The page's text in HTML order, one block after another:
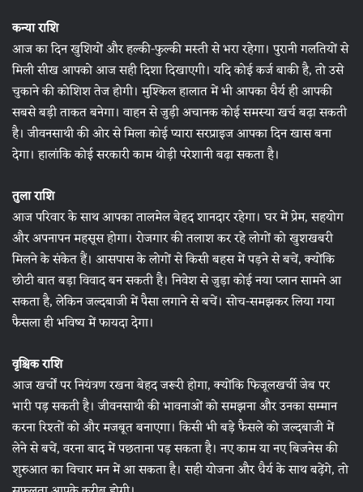
कन्या राशि
आज का दिन खुशियों और हल्की-फुल्की मस्ती से भरा रहेगा। पुरानी गलतियों से
मिली सीख आपको आज सही दिशा दिखाएगी। यदि कोई कर्ज बाकी है, तो उसे
चुकाने की कोशिश तेज होगी। मुश्किल हालात में भी आपका धैर्य ही आपकी
सबसे बड़ी ताकत बनेगा। वाहन से जुड़ी अचानक कोई समस्या खर्च बढ़ा सकती
है। जीवनसाथी की ओर से मिला कोई प्यारा सरप्राइज आपका दिन खास बना
देगा। हालांकि कोई सरकारी काम थोड़ी परेशानी बढ़ा सकता है।
तुला राशि
आज परिवार के साथ आपका तालमेल बेहद शानदार रहेगा। घर में प्रेम, सहयोग
और अपनापन महसूस होगा। रोजगार की तलाश कर रहे लोगों को खुशखबरी
मिलने के संकेत हैं। आसपास के लोगों से किसी बहस में पड़ने से बचें, क्योंकि
छोटी बात बड़ा विवाद बन सकती है। निवेश से जुड़ा कोई नया प्लान सामने आ
सकता है, लेकिन जल्दबाजी में पैसा लगाने से बचें। सोच-समझकर लिया गया
फैसला ही भविष्य में फायदा देगा।
वृश्चिक राशि
आज खर्चों पर नियंत्रण रखना बेहद जरूरी होगा, क्योंकि फिजूलखर्ची जेब पर
भारी पड़ सकती है। जीवनसाथी की भावनाओं को समझना और उनका सम्मान
करना रिश्तों को और मजबूत बनाएगा। किसी भी बड़े फैसले को जल्दबाजी में
लेने से बचें, वरना बाद में पछताना पड़ सकता है। नए काम या नए बिजनेस की
शुरुआत का विचार मन में आ सकता है। सही योजना और धैर्य के साथ बढ़ेंगे, तो